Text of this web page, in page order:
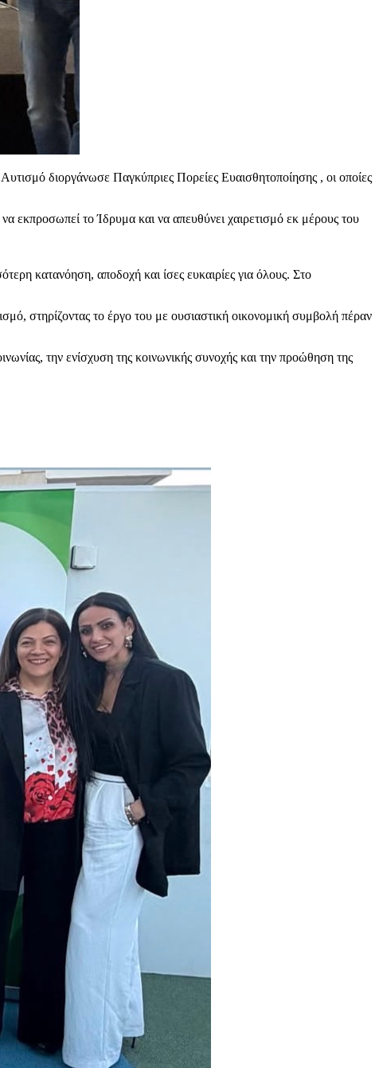
διοργάνωσε Παγκύπριες Πορείες Ευαισθητοποίησης , οι οποίες
εκπροσωπεί το Ίδρυμα και να απευθύνει χαιρετισμό εκ μέρους του
κατανόηση, αποδοχή και ίσες ευκαιρίες για όλους. Στο
στηρίζοντας το έργο του με ουσιαστική οικονομική συμβολή πέραν
την ενίσχυση της κοινωνικής συνοχής και την προώθηση της